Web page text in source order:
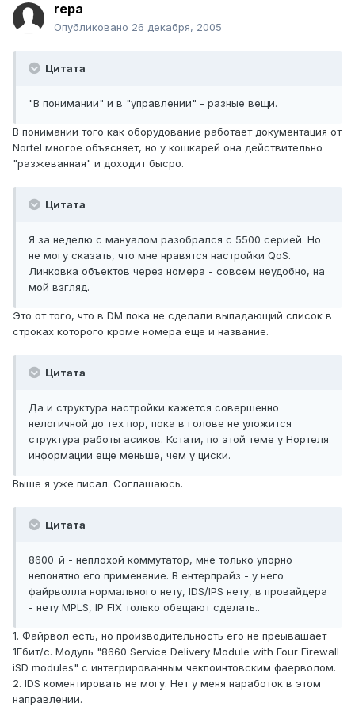
repa
Опубликовано 26 декабря, 2005
Цитата
"В понимании" и в "управлении" - разные вещи.
В понимании того как оборудование работает документация от
Nortel многое объясняет, но у кошкарей она действительно
"разжеванная" и доходит бысро.
Цитата
Я за неделю с мануалом разобрался с 5500 серией. Но
не могу сказать, что мне нравятся настройки QoS.
Линковка объектов через номера - совсем неудобно, на
мой взгляд.
Это от того, что в DM пока не сделали выпадающий список в
строках которого кроме номера еще и название.
Цитата
Да и структура настройки кажется совершенно
нелогичной до тех пор, пока в голове не уложится
структура работы асиков. Кстати, по этой теме у Нортеля
информации еще меньше, чем у циски.
Выше я уже писал. Соглашаюсь.
Цитата
8600-й - неплохой коммутатор, мне только упорно
непонятно его применение. В ентерпрайз - у него
файрволла нормального нету, IDS/IPS нету, в провайдера
- нету MPLS, IP FIX только обещают сделать..
1. Файрвол есть, но производительность его не преывашает
1Гбит/с. Модуль "8660 Service Delivery Module with Four Firewall
iSD modules" с интегрированным чекпоинтовским фаерволом.
2. IDS коментировать не могу. Нет у меня наработок в этом
направлении.